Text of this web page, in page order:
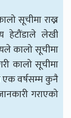
सूचीमा राख्न
हेटौंडाले लेखी
कालो सूचीमा
कालो सूचीमा
एक वर्षसम्म कुनै
गराएको